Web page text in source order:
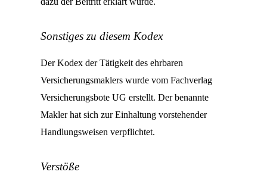
Sonstiges zu diesem Kodex
Der Kodex der Tätigkeit des ehrbaren
Versicherungsmaklers wurde vom Fachverlag
Versicherungsbote UG erstellt. Der benannte
Makler hat sich zur Einhaltung vorstehender
Handlungsweisen verpflichtet.
Verstöße